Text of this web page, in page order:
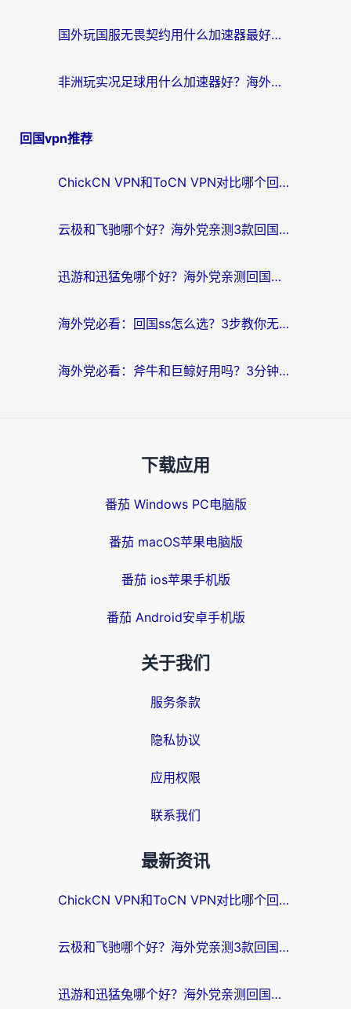
国外玩国服无畏契约用什么加速器最好？2026海外玩家实测指南（附台湾跑跑卡丁车解决方案）
非洲玩实况足球用什么加速器好？海外党亲测的国服游戏流畅攻略
回国vpn推荐
ChickCN VPN和ToCN VPN对比哪个回国效果更好？海外党亲测3款加速器后选对了！
云极和飞驰哪个好？海外党亲测3款回国加速器，附避坑指南
迅游和迅猛兔哪个好？海外党亲测回国加速器，附马来西亚玩游戏避坑指南
海外党必看：回国ss怎么选？3步教你无缝刷国内剧玩国服
海外党必看：斧牛和巨鲸好用吗？3分钟选对回国加速器，无缝刷国内剧玩游戏
下载应用
番茄 Windows PC电脑版
番茄 macOS苹果电脑版
番茄 ios苹果手机版
番茄 Android安卓手机版
关于我们
服务条款
隐私协议
应用权限
联系我们
最新资讯
ChickCN VPN和ToCN VPN对比哪个回国效果更好？海外党亲测3款加速器后选对了！
云极和飞驰哪个好？海外党亲测3款回国加速器，附避坑指南
迅游和迅猛兔哪个好？海外党亲测回国加速器，附马来西亚玩游戏避坑指南